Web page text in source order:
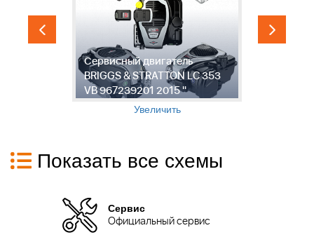
Сервисный двигатель
BRIGGS & STRATTON LC 353
VB 967239201 2015 "
Увеличить
Показать все схемы
Сервис
Официальный сервис